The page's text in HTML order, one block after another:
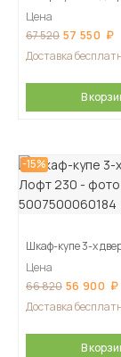
Цена
67 520 57 550
Доставка
В
-15%
Шкаф-купе 3-х
Цена
66 820 56 900
Доставка
В